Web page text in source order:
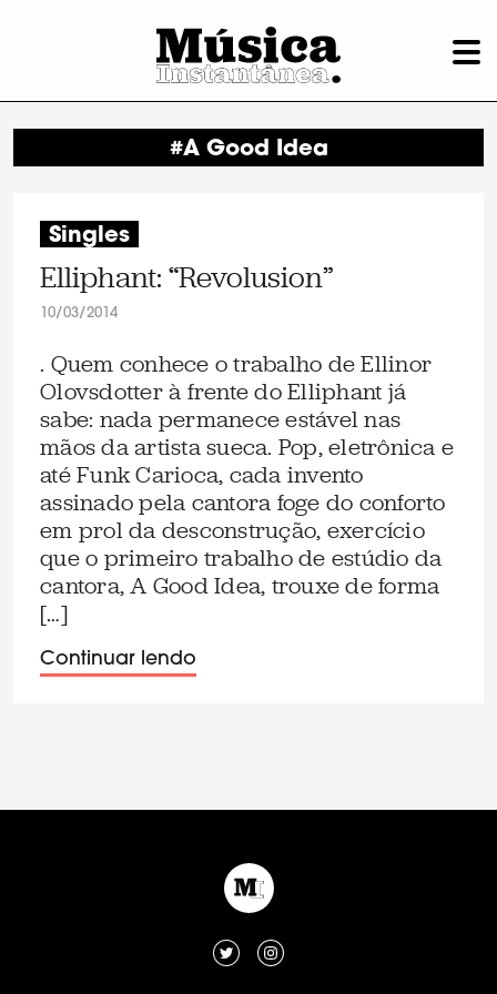
#A Good Idea
Singles
Elliphant: “Revolusion”
10/03/2014
. Quem conhece o trabalho de Ellinor
Olovsdotter à frente do Elliphant já
sabe: nada permanece estável nas
mãos da artista sueca. Pop, eletrônica e
até Funk Carioca, cada invento
assinado pela cantora foge do conforto
em prol da desconstrução, exercício
que o primeiro trabalho de estúdio da
cantora, A Good Idea, trouxe de forma
[…]
Continuar lendo